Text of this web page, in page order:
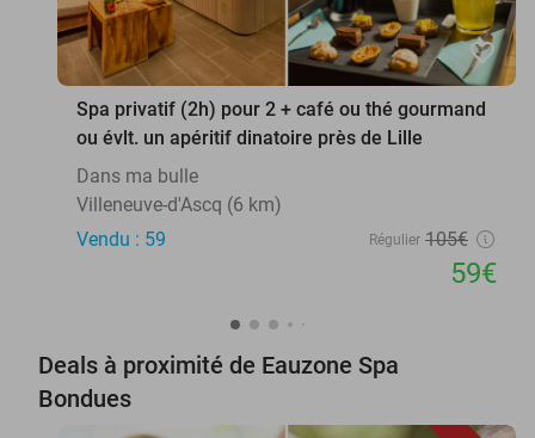
favorite_border
Spa privatif (2h) pour 2 + café ou thé gourmand
ou évlt. un apéritif dinatoire près de Lille
Dans ma bulle
Villeneuve-d'Ascq (6 km)
Vendu : 59
Régulier 105€
59€
Deals à proximité de Eauzone Spa
Bondues